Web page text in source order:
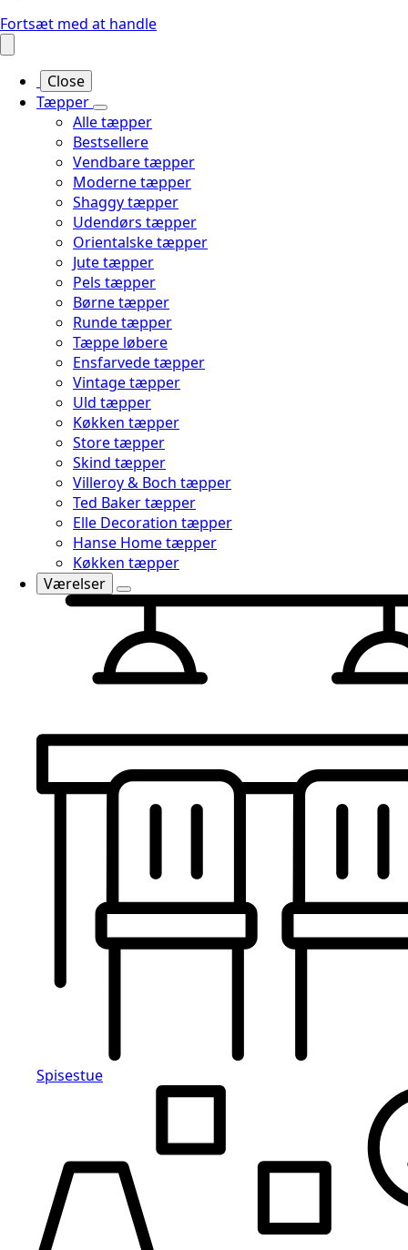
Fortsæt med at handle
Close
Tæpper
Alle tæpper
Bestsellere
Vendbare tæpper
Moderne tæpper
Shaggy tæpper
Udendørs tæpper
Orientalske tæpper
Jute tæpper
Pels tæpper
Børne tæpper
Runde tæpper
Tæppe løbere
Ensfarvede tæpper
Vintage tæpper
Uld tæpper
Køkken tæpper
Store tæpper
Skind tæpper
Villeroy & Boch tæpper
Ted Baker tæpper
Elle Decoration tæpper
Hanse Home tæpper
Køkken tæpper
Værelser
Spisestue